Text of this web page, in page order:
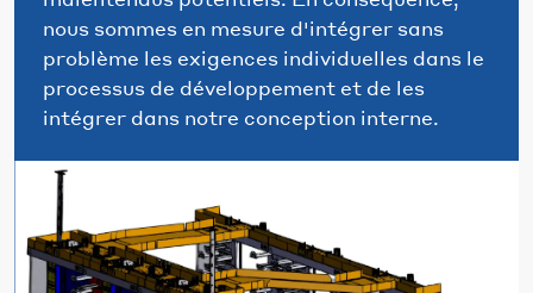
nous sommes en mesure d'intégrer sans
problème les exigences individuelles dans le
processus de développement et de les
intégrer dans notre conception interne.